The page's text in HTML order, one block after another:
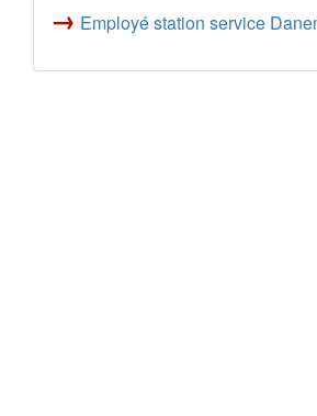
→ Employé station service